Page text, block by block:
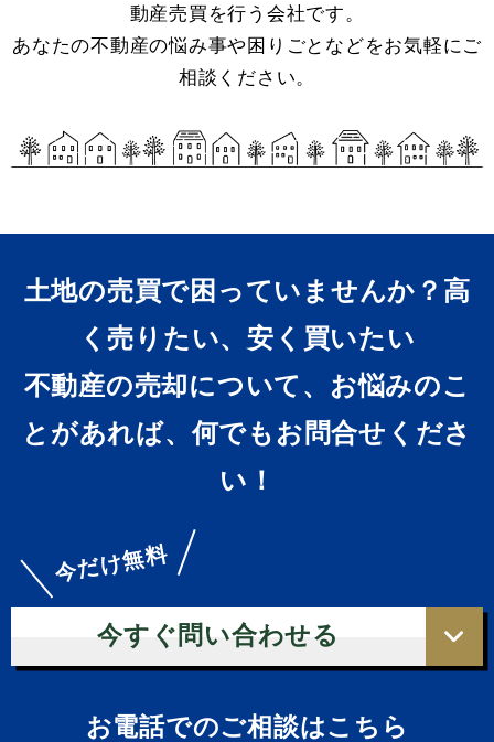
動産売買を行う会社です。
あなたの不動産の悩み事や困りごとなどをお気軽にご
相談ください。
土地の売買で困っていませんか？高
く売りたい、安く買いたい
不動産の売却について、お悩みのこ
とがあれば、何でもお問合せくださ
い！
今だけ無料
今すぐ問い合わせる
お電話でのご相談はこちら